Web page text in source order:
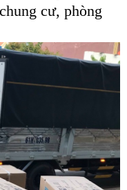
cư, phòng